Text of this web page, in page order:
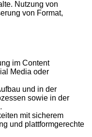
Nutzung von
von Format,
im Content
Media oder
und in der
sowie in der
mit sicherem
und plattformgerechte